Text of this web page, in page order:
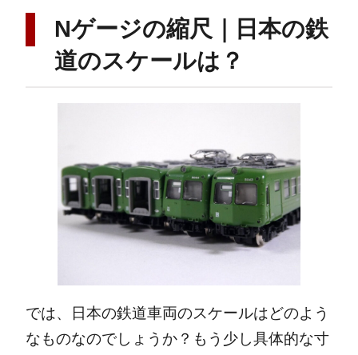
Nゲージの縮尺｜日本の鉄
道のスケールは？
では、日本の鉄道車両のスケールはどのよう
なものなのでしょうか？もう少し具体的な寸